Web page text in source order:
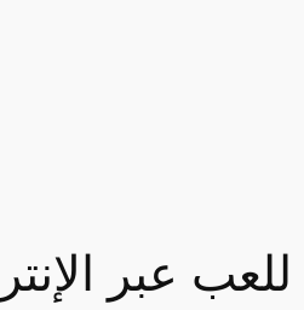
عبر